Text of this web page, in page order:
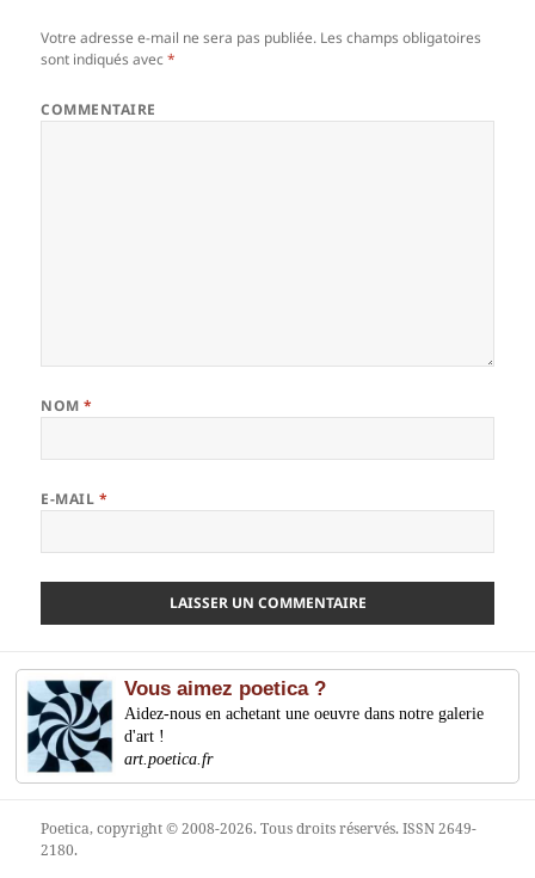
Votre adresse e-mail ne sera pas publiée. Les champs obligatoires
sont indiqués avec*
COMMENTAIRE
NOM*
E-MAIL *
Vous aimez poetica ?
Aidez-nous en achetant une oeuvre dans notre galerie
d'art !
art.poetica.fr
Poetica, copyright © 2008-2026. Tous droits réservés. ISSN 2649-
2180.